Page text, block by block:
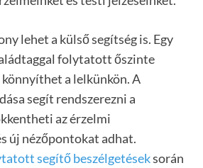
lehet a külső segítség is. Egy
folytatott őszinte
a lelkünkön. A
segít rendszerezni a
az érzelmi
új nézőpontokat adhat.
segítő beszélgetéseksorán